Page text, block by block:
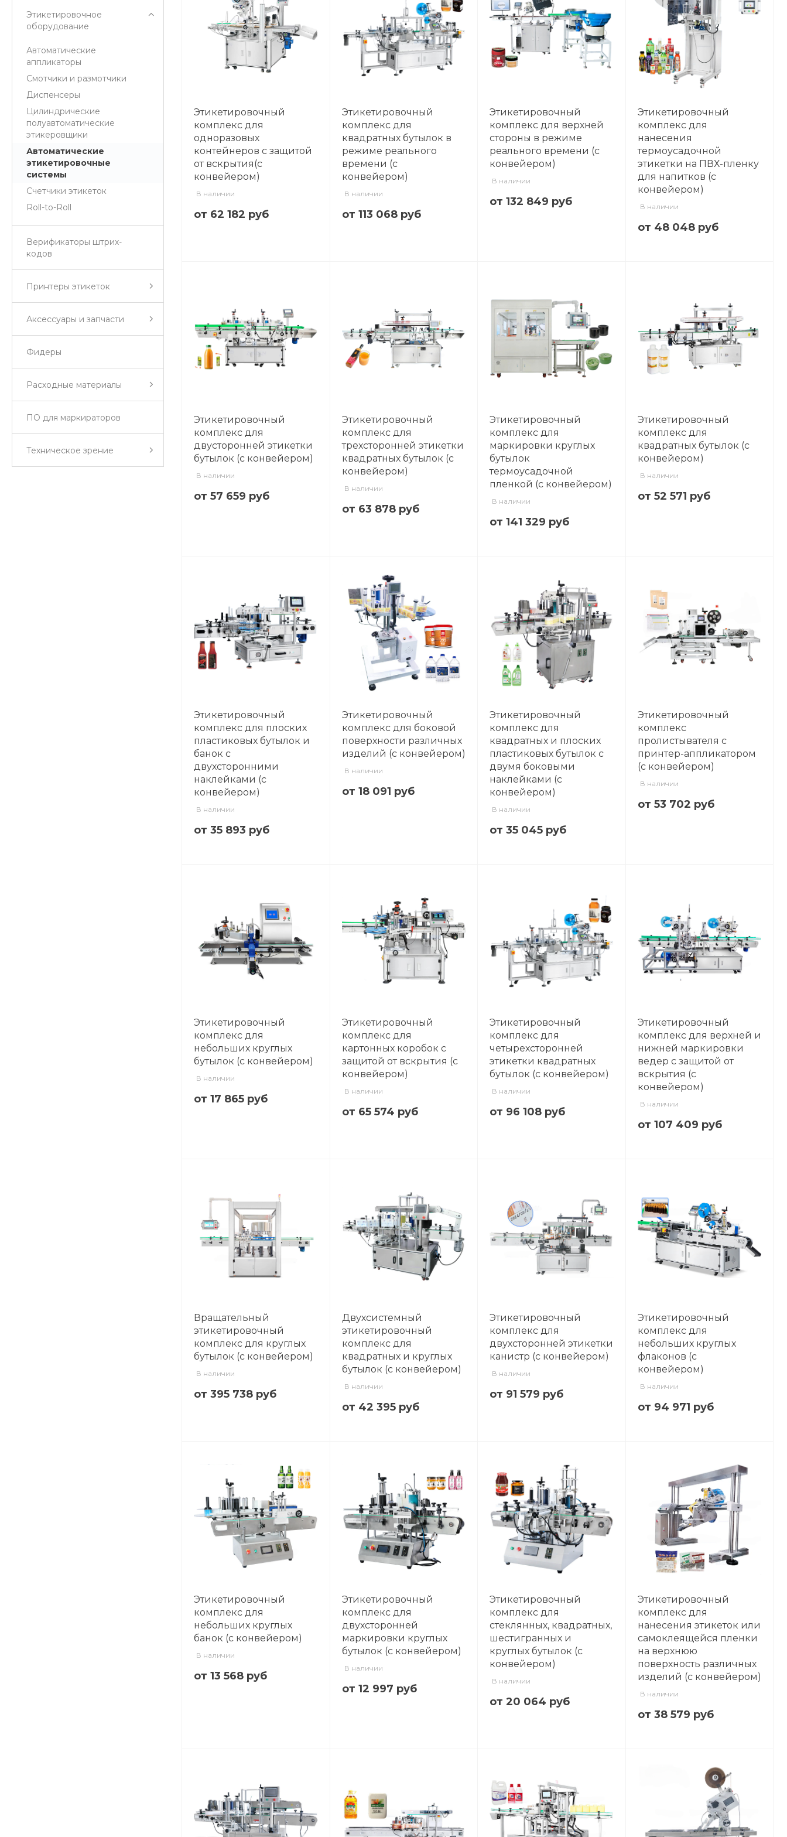
Этикетировочное
оборудование
Автоматические
аппликаторы
Смотчики и размотчики
Диспенсеры
Цилиндрические
полуавтоматические
этикеровщики
Автоматические
этикетировочные
системы
Счетчики этикеток
Roll-to-Roll
Верификаторы штрих-
кодов
Принтеры этикеток
Аксессуары и запчасти
Фидеры
Расходные материалы
ПО для маркираторов
Техническое зрение
Этикетировочный
комплекс для
одноразовых
контейнеров с защитой
от вскрытия(с
конвейером)
В наличии
от 62 182 руб
Этикетировочный
комплекс для
квадратных бутылок в
режиме реального
времени (с
конвейером)
В наличии
от 113 068 руб
Этикетировочный
комплекс для верхней
стороны в режиме
реального времени (с
конвейером)
В наличии
от 132 849 руб
Этикетировочный
комплекс для
нанесения
термоусадочной
этикетки на ПВХ-пленку
для напитков (с
конвейером)
В наличии
от 48 048 руб
Этикетировочный
комплекс для
двусторонней этикетки
бутылок (с конвейером)
В наличии
от 57 659 руб
Этикетировочный
комплекс для
трехсторонней этикетки
квадратных бутылок (с
конвейером)
В наличии
от 63 878 руб
Этикетировочный
комплекс для
маркировки круглых
бутылок
термоусадочной
пленкой (с конвейером)
В наличии
от 141 329 руб
Этикетировочный
комплекс для
квадратных бутылок (с
конвейером)
В наличии
от 52 571 руб
Этикетировочный
комплекс для плоских
пластиковых бутылок и
банок с
двухсторонними
наклейками (с
конвейером)
В наличии
от 35 893 руб
Этикетировочный
комплекс для боковой
поверхности различных
изделий (с конвейером)
В наличии
от 18 091 руб
Этикетировочный
комплекс для
квадратных и плоских
пластиковых бутылок с
двумя боковыми
наклейками (с
конвейером)
В наличии
от 35 045 руб
Этикетировочный
комплекс
пролистывателя с
принтер-аппликатором
(с конвейером)
В наличии
от 53 702 руб
Этикетировочный
комплекс для
небольших круглых
бутылок (с конвейером)
В наличии
от 17 865 руб
Этикетировочный
комплекс для
картонных коробок с
защитой от вскрытия (с
конвейером)
В наличии
от 65 574 руб
Этикетировочный
комплекс для
четырехсторонней
этикетки квадратных
бутылок (с конвейером)
В наличии
от 96 108 руб
Этикетировочный
комплекс для верхней и
нижней маркировки
ведер с защитой от
вскрытия (с
конвейером)
В наличии
от 107 409 руб
Вращательный
этикетировочный
комплекс для круглых
бутылок (с конвейером)
В наличии
от 395 738 руб
Двухсистемный
этикетировочный
комплекс для
квадратных и круглых
бутылок (с конвейером)
В наличии
от 42 395 руб
Этикетировочный
комплекс для
двухсторонней этикетки
канистр (с конвейером)
В наличии
от 91 579 руб
Этикетировочный
комплекс для
небольших круглых
флаконов (с
конвейером)
В наличии
от 94 971 руб
Этикетировочный
комплекс для
небольших круглых
банок (с конвейером)
В наличии
от 13 568 руб
Этикетировочный
комплекс для
двухсторонней
маркировки круглых
бутылок (с конвейером)
В наличии
от 12 997 руб
Этикетировочный
комплекс для
стеклянных, квадратных,
шестигранных и
круглых бутылок (с
конвейером)
В наличии
от 20 064 руб
Этикетировочный
комплекс для
нанесения этикеток или
самоклеящейся пленки
на верхнюю
поверхность различных
изделий (с конвейером)
В наличии
от 38 579 руб